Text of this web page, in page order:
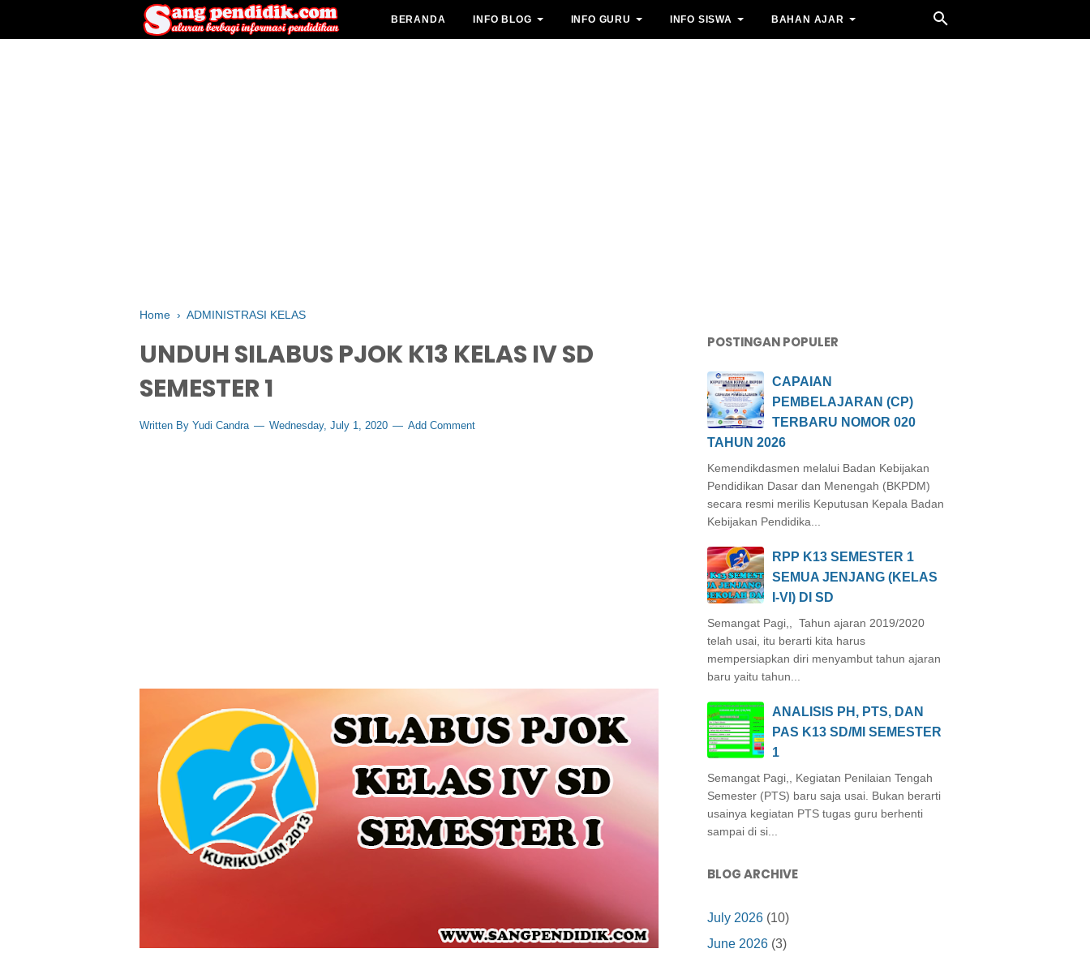
BERANDA INFO BLOG INFO GURU INFO SISWA BAHAN AJAR
Home › ADMINISTRASI KELAS
UNDUH SILABUS PJOK K13 KELAS IV SD
SEMESTER 1
Written By Yudi Candra Wednesday, July 1, 2020 Add Comment
POSTINGAN POPULER
CAPAIAN
PEMBELAJARAN (CP)
TERBARU NOMOR 020
TAHUN 2026
Kemendikdasmen melalui Badan Kebijakan
Pendidikan Dasar dan Menengah (BKPDM)
secara resmi merilis Keputusan Kepala Badan
Kebijakan Pendidika...
RPP K13 SEMESTER 1
SEMUA JENJANG (KELAS
I-VI) DI SD
Semangat Pagi,, Tahun ajaran 2019/2020
telah usai, itu berarti kita harus
mempersiapkan diri menyambut tahun ajaran
baru yaitu tahun...
ANALISIS PH, PTS, DAN
PAS K13 SD/MI SEMESTER
1
Semangat Pagi,, Kegiatan Penilaian Tengah
Semester (PTS) baru saja usai. Bukan berarti
usainya kegiatan PTS tugas guru berhenti
sampai di si...
BLOG ARCHIVE
July 2026 (10)
June 2026 (3)